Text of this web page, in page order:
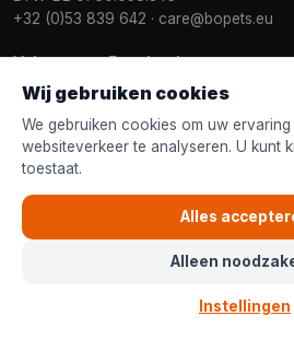
+32 (0)53 839 642 · care@bopets.eu
Volg ons op Facebook
Nieuwsbrief
Ontvang aanbiedingen en tips voor uw
Aanmelden
Wij gebruiken cookies
We gebruiken cookies om uw
websiteverkeer te analyseren. U kunt
toestaat.
Alles
Alleen
Instellingen